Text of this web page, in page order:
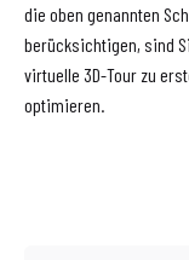
die oben genannten
berücksichtigen, sind
virtuelle 3D-Tour zu
optimieren.